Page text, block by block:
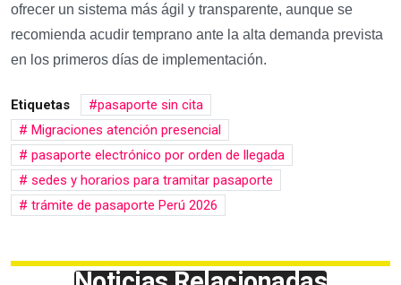
ofrecer un sistema más ágil y transparente, aunque se
recomienda acudir temprano ante la alta demanda prevista
en los primeros días de implementación.
Etiquetas
pasaporte sin cita
Migraciones atención presencial
pasaporte electrónico por orden de llegada
sedes y horarios para tramitar pasaporte
trámite de pasaporte Perú 2026